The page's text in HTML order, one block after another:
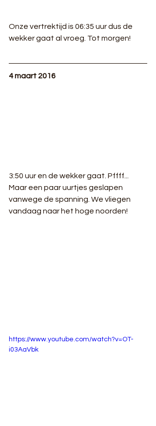
Onze vertrektijd is 06:35 uur dus de
wekker gaat al vroeg. Tot morgen!
4 maart 2016
3:50 uur en de wekker gaat. Pffff...
Maar een paar uurtjes geslapen
vanwege de spanning. We vliegen
vandaag naar het hoge noorden!
https://www.youtube.com/watch?v=OT-
i03AaVbk